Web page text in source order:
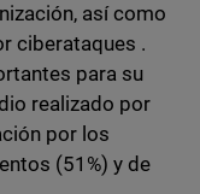
así como
ciberataques .
para su
realizado por
por los
(51%) y de